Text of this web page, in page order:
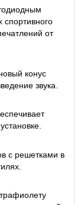
от
конус
звука.
с решетками в